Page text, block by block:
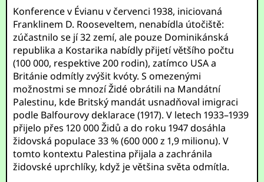
Konference v Évianu v červenci 1938, iniciovaná
Franklinem D. Rooseveltem, nenabídla útočiště:
zúčastnilo se jí 32 zemí, ale pouze Dominikánská
republika a Kostarika nabídly přijetí většího počtu
(100 000, respektive 200 rodin), zatímco USA a
Británie odmítly zvýšit kvóty. S omezenými
možnostmi se mnozí Židé obrátili na Mandátní
Palestinu, kde Britský mandát usnadňoval imigraci
podle Balfourovy deklarace (1917). V letech 1933–1939
přijelo přes 120 000 Židů a do roku 1947 dosáhla
židovská populace 33 % (600 000 z 1,9 milionu). V
tomto kontextu Palestina přijala a zachránila
židovské uprchlíky, když je většina světa odmítla.